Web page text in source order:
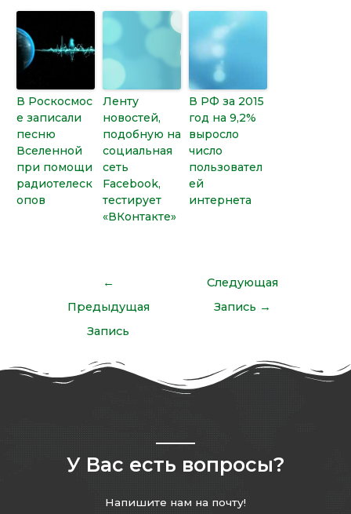
В Роскосмос
е записали
песню
Вселенной
при помощи
радиотелеск
опов
Ленту
новостей,
подобную на
социальная
сеть
Facebook,
тестирует
«ВКонтакте»
В РФ за 2015
год на 9,2%
выросло
число
пользовател
ей
интернета
←
Предыдущая
Запись
Следующая
Запись →
У Вас есть вопросы?
Напишите нам на почту!